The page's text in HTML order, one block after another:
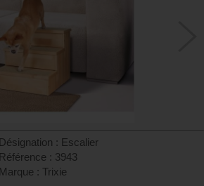
Désignation : Escalier
Référence : 3943
Marque : Trixie